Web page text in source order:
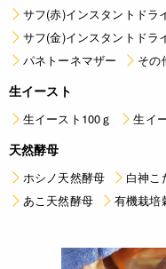
サフ(赤)インスタントドラ
サフ(金)インスタントドラ
パネトーネマザー
その
生イースト
生イースト100ｇ 生イ
天然酵母
ホシノ天然酵母 白神こ
あこ天然酵母
有機栽培